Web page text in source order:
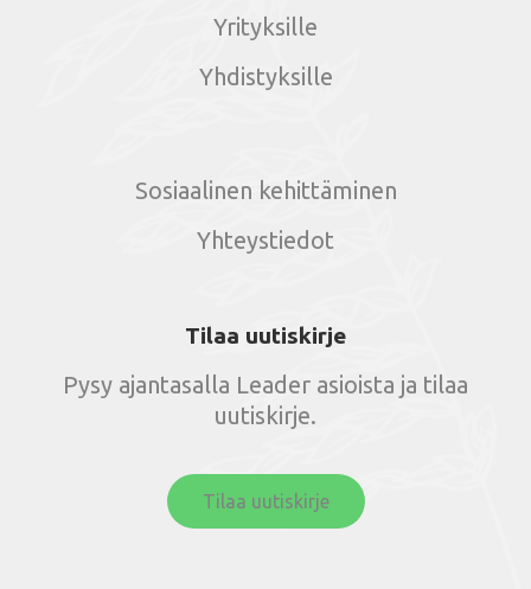
Yrityksille
Yhdistyksille
Sosiaalinen kehittäminen
Yhteystiedot
Tilaa uutiskirje
Pysy ajantasalla Leader asioista ja tilaa
uutiskirje.
Tilaa uutiskirje